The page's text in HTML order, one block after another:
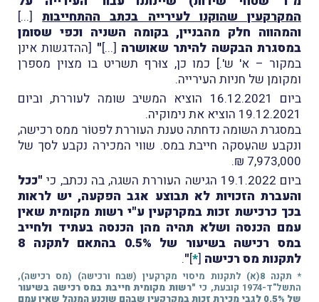
המקרקעין שהוקנו לעירייה בכתב ההתחייבות [...]
והמהווה חלק מהבניין, בקומה השניה וכפי שסומן
במסגרת הבקשה להיתר שאושרה [...]
" [ההדגשות אינן
במקור – א' ש'.] כמו כן, צוּרף תשריט בו מצוין מספרן
ומקומן של חניות העירייה.
ביום 16.12.2021 הוציא המשיב שומה לעוררת, וביום
19.12.2021 הוציא את נימוקיה.
במסגרת השומה נדחתה טענת העוררת לפטוֹר ממס רכישה,
ונקבע שהעִסקה חייבת במס. שווי המכירה נקבע לסך של
7,973,000 ₪.
ביום 19.1.2022 הגישה העוררת השגה, בה נכתב, כי
"ככל
והעברת הזכויות לא תבוצע אגב הפקעה, יש לראות
בכך כרכישת זכות במקרקעין ע"י רשות מקומית שאין
עמם הכנסה ושלא תהיה מהן הכנסה בעתיד ולחייב
במס רכישה בשיעור של 0.5% בהתאם לתקנה 8
לתקנות מס רכישה [
*
]
"
.
* תקנה 8(א) לתקנות מיסוי מקרקעין (שבח ורכישה) (מס רכישה),
התשל"ד-1974 קובעת, כי
"רשות מקומית חייבת במס רכישה בשיעור
של 0.5% לגבי מכירת זכות במקרקעין שבהם שוכנע המנהל שאין עמם